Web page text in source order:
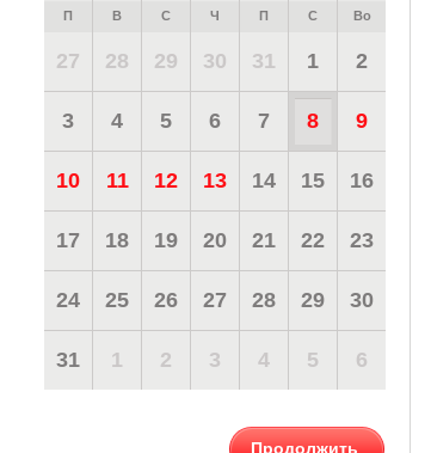
П В С Ч П С Во
27 28 29 30 31 1 2
3 4 5 6 7 8 9
10 11 12 13 14 15 16
17 18 19 20 21 22 23
24 25 26 27 28 29 30
31 1 2 3 4 5 6
Продолжить